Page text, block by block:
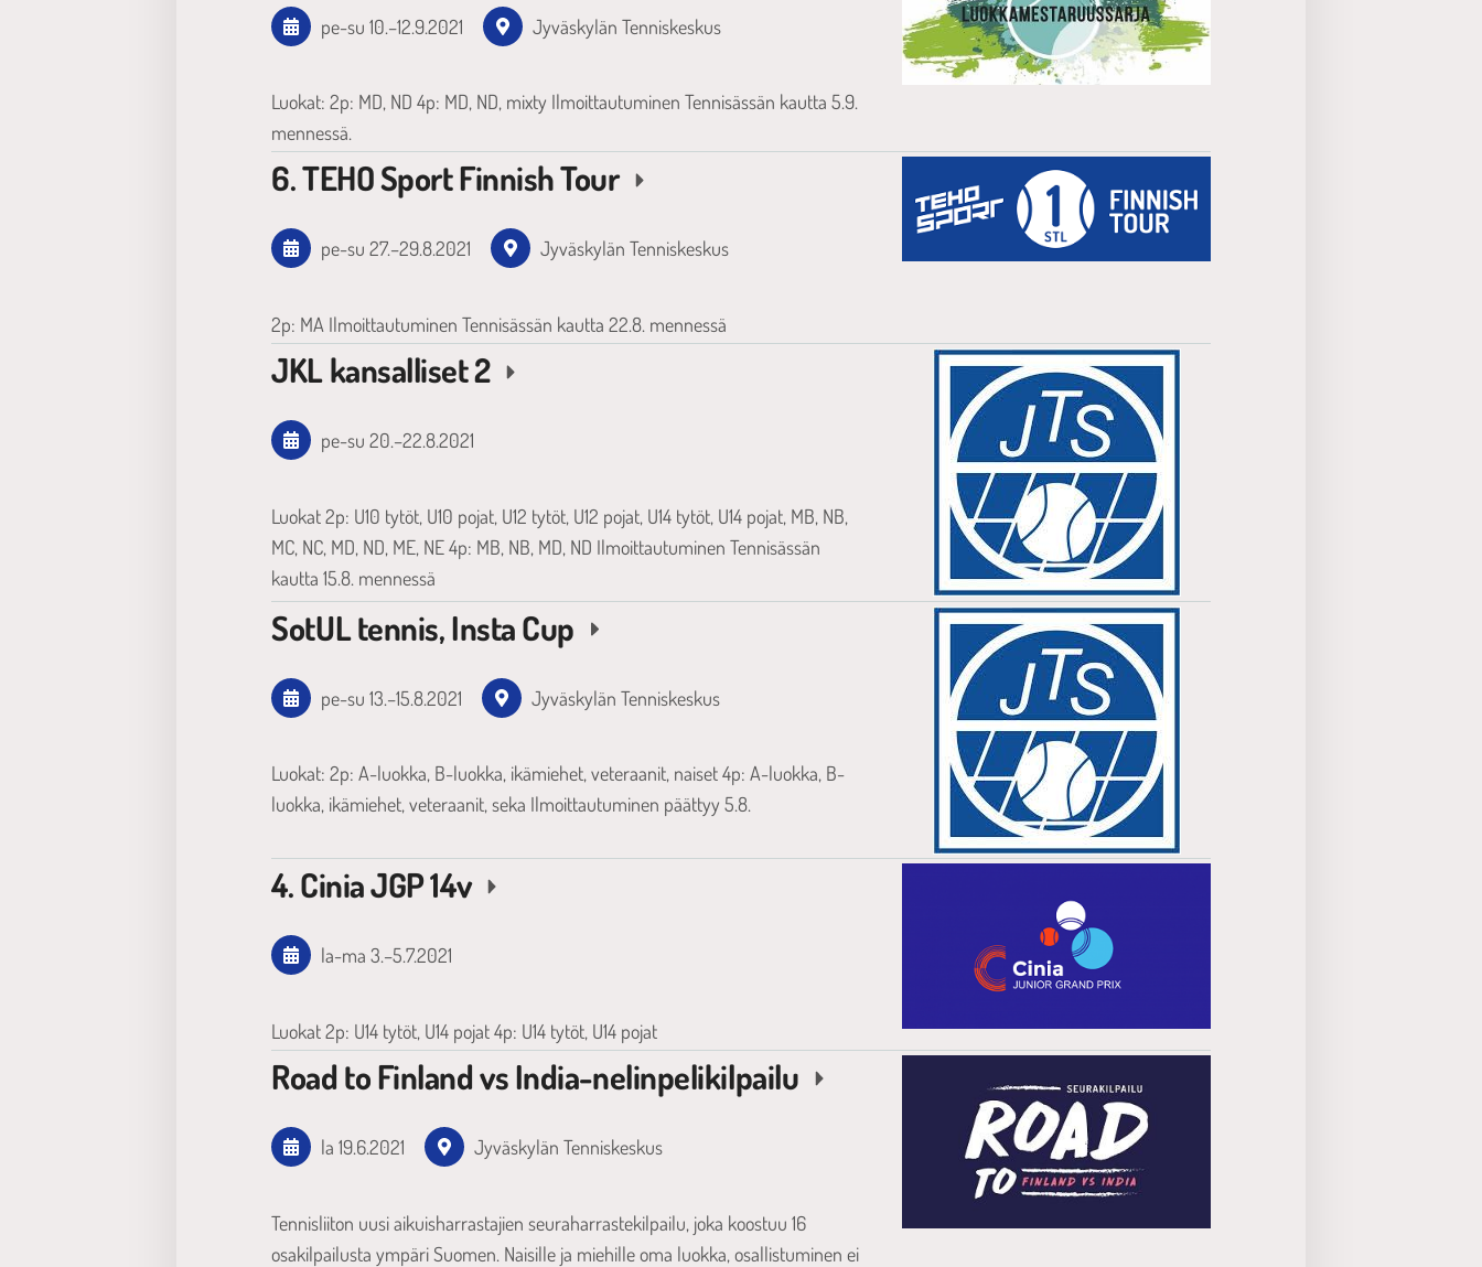
pe-su10.–12.9.2021 Jyväskylän Tenniskeskus
Luokat: 2p: MD, ND 4p: MD, ND, mixty Ilmoittautuminen Tennisässän kautta 5.9.
mennessä.
6. TEHO Sport Finnish Tour
pe-su27.–29.8.2021 Jyväskylän Tenniskeskus
2p: MA Ilmoittautuminen Tennisässän kautta 22.8. mennessä
JKL kansalliset 2
pe-su20.–22.8.2021
Luokat 2p: U10 tytöt, U10 pojat, U12 tytöt, U12 pojat, U14 tytöt, U14 pojat, MB, NB,
MC, NC, MD, ND, ME, NE 4p: MB, NB, MD, ND Ilmoittautuminen Tennisässän
kautta 15.8. mennessä
SotUL tennis, Insta Cup
pe-su13.–15.8.2021 Jyväskylän Tenniskeskus
Luokat: 2p: A-luokka, B-luokka, ikämiehet, veteraanit, naiset 4p: A-luokka, B-
luokka, ikämiehet, veteraanit, seka Ilmoittautuminen päättyy 5.8.
4. Cinia JGP 14v
la-ma3.–5.7.2021
Luokat 2p: U14 tytöt, U14 pojat 4p: U14 tytöt, U14 pojat
Road to Finland vs India-nelinpelikilpailu
la 19.6.2021 Jyväskylän Tenniskeskus
Tennisliiton uusi aikuisharrastajien seuraharrastekilpailu, joka koostuu 16
osakilpailusta ympäri Suomen. Naisille ja miehille oma luokka, osallistuminen ei